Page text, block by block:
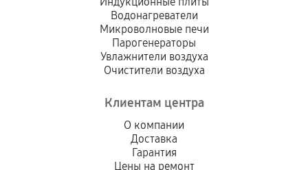
Водонагреватели
Микроволновые печи
Парогенераторы
Увлажнители воздуха
Очистители воздуха
Клиентам центра
О компании
Доставка
Гарантия
Цены на ремонт